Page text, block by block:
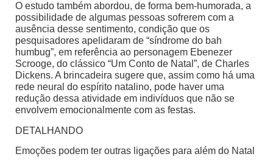
O estudo também abordou, de forma bem-humorada, a
possibilidade de algumas pessoas sofrerem com a
ausência desse sentimento, condição que os
pesquisadores apelidaram de “síndrome do bah
humbug”, em referência ao personagem Ebenezer
Scrooge, do clássico “Um Conto de Natal”, de Charles
Dickens. A brincadeira sugere que, assim como há uma
rede neural do espírito natalino, pode haver uma
redução dessa atividade em indivíduos que não se
envolvem emocionalmente com as festas.
DETALHANDO
Emoções podem ter outras ligações para além do Natal